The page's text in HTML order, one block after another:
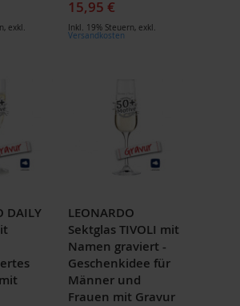
, exkl.
15,95 €
Inkl. 19% Steuern, exkl.
Versandkosten
DAILY
LEONARDO
Sektglas TIVOLI mit
Namen graviert -
Geschenkidee für
Männer und
Frauen mit Gravur